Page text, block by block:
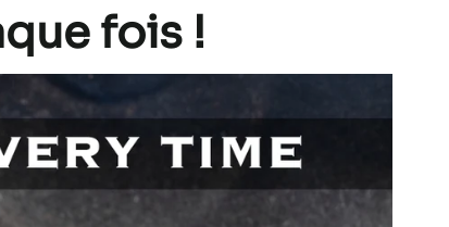
fois !